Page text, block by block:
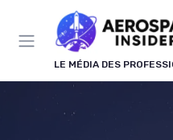
LE MÉDIA DES
Panneau de gestion des